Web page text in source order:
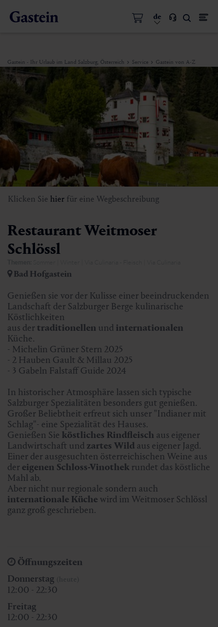
de
Gastein - Ihr Urlaub im Land Salzburg, Österreich Service Gastein von A-Z
Klicken Sie hier für eine Wegbeschreibung
Restaurant Weitmoser
Schlössl
Bad Hofgastein
Genießen sie vor der Kulisse einer beeindruckenden
Landschaft der Salzburger Berge kulinarische
Köstlichkeiten
aus dertraditionellen und internationalen
Küche.
- Michelin Grüner Stern 2025
- 2 Hauben Gault & Millau 2025
- 3 Gabeln Falstaff Guide 2024
In historischer Atmosphäre lassen sich typische
Salzburger Spezialitäten besonders gut genießen.
Großer Beliebtheit erfreut sich unser "Indianer mit
Schlag"- eine Spezialität des Hauses.
Genießen Sie köstliches Rindfleisch aus eigener
Landwirtschaft und zartes Wild aus eigener Jagd.
Einer der ausgesuchten österreichischen Weine aus
der eigenen Schloss-Vinothek rundet das köstliche
Mahl ab.
Aber nicht nur regionale sondern auch
internationale Küche wird im Weitmoser Schlössl
ganz groß geschrieben.
Öffnungszeiten
Donnerstag
12:00 - 22:30
Freitag
12:00 - 22:30